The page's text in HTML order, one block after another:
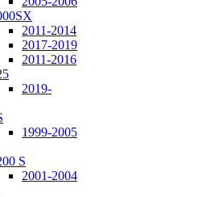
2011-2014
2017-2019
2011-2016
2019-
1999-2005
S
2001-2004